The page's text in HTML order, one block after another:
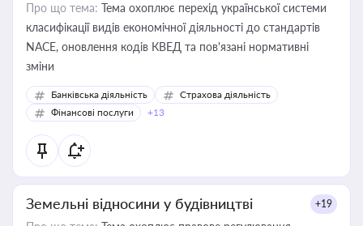
Про що тема: Тема охоплює перехід української системи
класифікації видів економічної діяльності до стандартів
NACE, оновлення кодів КВЕД та пов'язані нормативні
зміни
Банківська діяльність
Страхова діяльність
Фінансові послуги
+13
Земельні відносини у будівництві +19